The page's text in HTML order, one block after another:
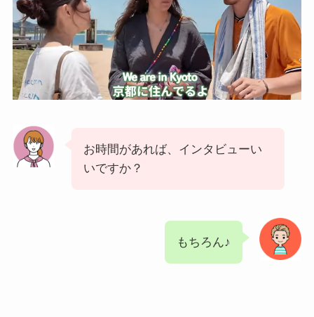
お時間があれば、インタビューい
いですか？
もちろん♪